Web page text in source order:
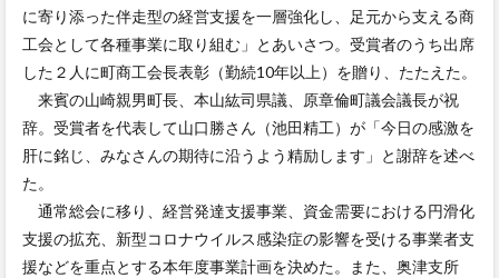
に寄り添った伴走型の経営支援を一層強化し、足元から支える商
工会として各種事業に取り組む」とあいさつ。受賞者のうち出席
した２人に町商工会長表彰（勤続10年以上）を贈り、たたえた。
来賓の山崎親男町長、本山紘司県議、原章倫町議会議長が祝
辞。受賞者を代表して山口勝さん（池田精工）が「今日の感激を
肝に銘じ、みなさんの期待に沿うよう精励します」と謝辞を述べ
た。
通常総会に移り、経営発達支援事業、資金需要における円滑化
支援の拡充、新型コロナウイルス感染症の影響を受ける事業者支
援などを重点とする本年度事業計画を決めた。また、奥津支所